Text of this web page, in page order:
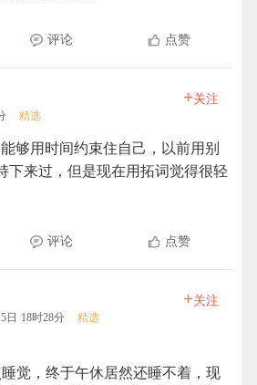
评论 点赞
精选
+关注
够用时间约束住自己，以前用别
下来过，但是现在用拓词觉得很轻
评论 点赞
日 18时28分 精选
+关注
觉，终于午休居然还睡不着，现